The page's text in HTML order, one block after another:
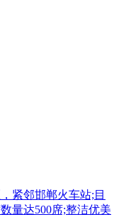
紧邻邯郸火车站;目
量达500席;整洁优美